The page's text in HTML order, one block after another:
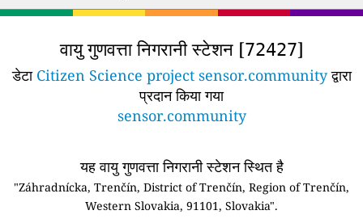
वायु गुणवत्ता निगरानी स्टेशन [72427]
डेटा Citizen Science project sensor.communityद्वारा
प्रदान किया गया
sensor.community
यह वायु गुणवत्ता निगरानी स्टेशन स्थित है
"Záhradnícka, Trenčín, District of Trenčín, Region of Trenčín,
Western Slovakia, 91101, Slovakia".